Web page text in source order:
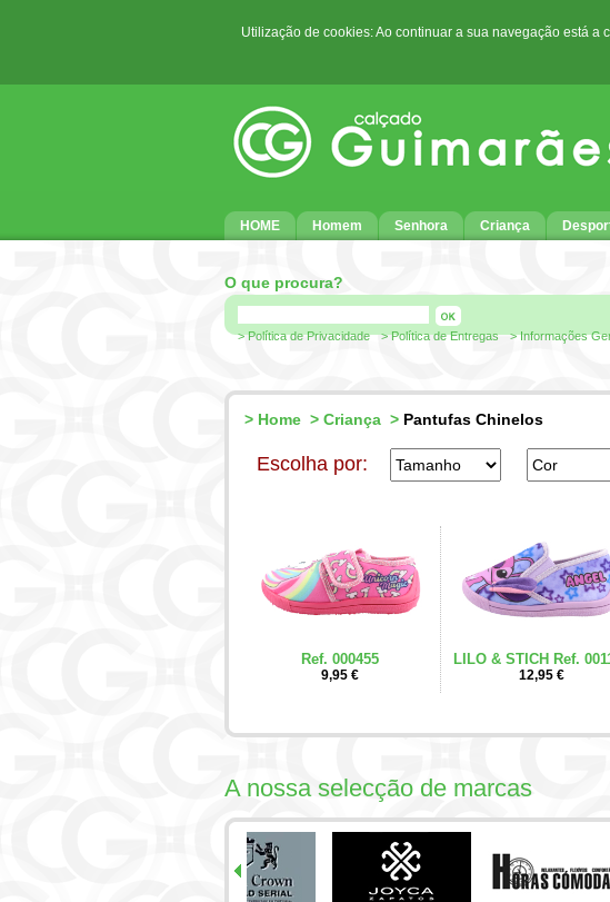
Utilização de cookies: Ao continuar a sua navegação está
HOME Homem Senhora Criança
O que procura?
> Política de Privacidade > Política de Entregas > Informações
> Home > Criança > Pantufas Chinelos
Escolha por:
Ref. 000455
9,95 €
LILO & STICH Ref.
12,95 €
A nossa selecção de marcas